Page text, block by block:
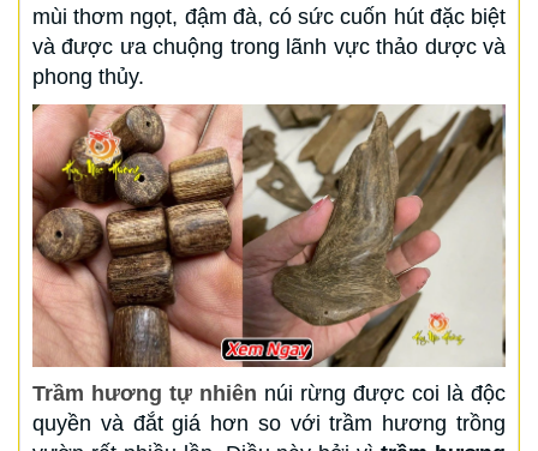
mùi thơm ngọt, đậm đà, có sức cuốn hút đặc biệt
và được ưa chuộng trong lãnh vực thảo dược và
phong thủy.
Trầm hương tự nhiên núi rừng được coi là độc
quyền và đắt giá hơn so với trầm hương trồng